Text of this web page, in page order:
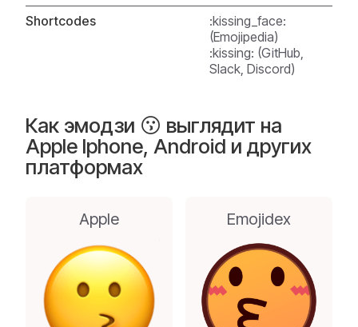
Shortcodes
:kissing_face:
(Emojipedia)
:kissing: (GitHub,
Slack, Discord)
Как эмодзи 😗 выглядит на
Apple Iphone, Android и других
платформах
Apple Emojidex